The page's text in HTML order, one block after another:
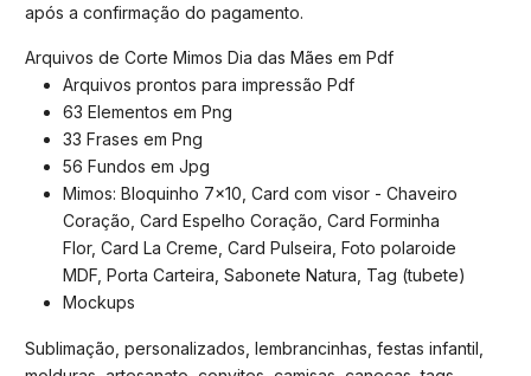
após a confirmação do pagamento.
Arquivos de Corte Mimos Dia das Mães em Pdf
Arquivos prontos para impressão Pdf
63 Elementos em Png
33 Frases em Png
56 Fundos em Jpg
Mimos: Bloquinho 7x10, Card com visor - Chaveiro
Coração, Card Espelho Coração, Card Forminha
Flor, Card La Creme, Card Pulseira, Foto polaroide
MDF, Porta Carteira, Sabonete Natura, Tag (tubete)
Mockups
Sublimação, personalizados, lembrancinhas, festas infantil,